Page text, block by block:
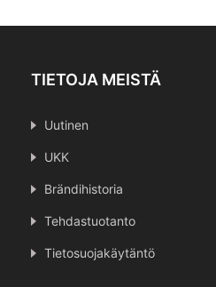
TIETOJA MEISTÄ
Uutinen
UKK
Brändihistoria
Tehdastuotanto
Tietosuojakäytäntö